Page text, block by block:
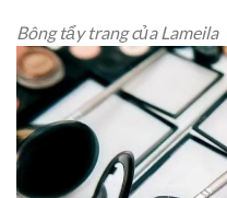
Bông tẩy trang của Lameila